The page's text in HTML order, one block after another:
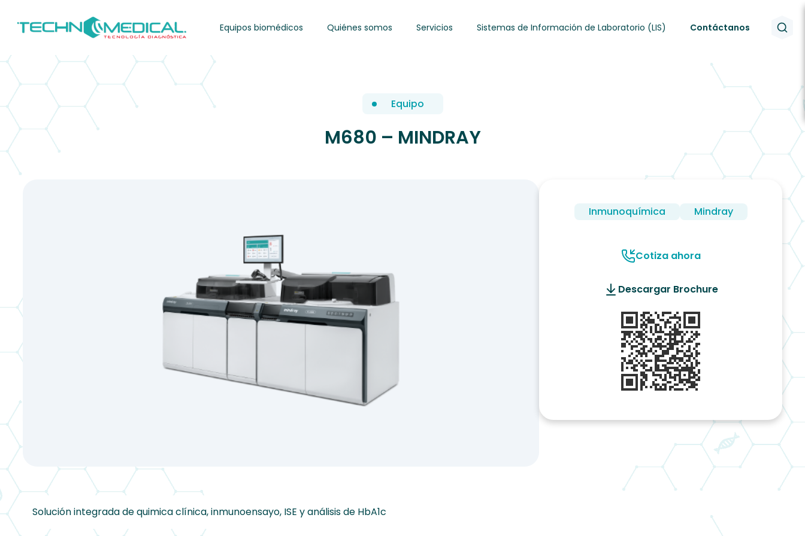
Equipos biomédicos Quiénes somos Servicios Sistemas de Información de Laboratorio (LIS) Contáctanos
Equipo
M680 – MINDRAY
Solución integrada de quimica clínica, inmunoensayo, ISE y análisis de HbA1c
Inmunoquímica Mindray
Cotiza ahora
Descargar Brochure